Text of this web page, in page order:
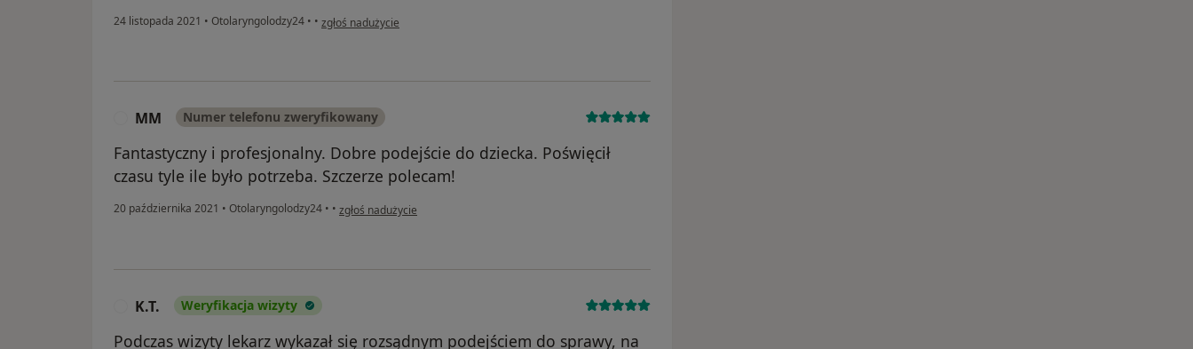
24 listopada 2021 • Otolaryngolodzy24 • • w opinii użytkownika Konto zostało usunięte
zgłoś nadużycie
MM Numer telefonu zweryfikowany
Fantastyczny i profesjonalny. Dobre podejście do dziecka. Poświęcił
czasu tyle ile było potrzeba. Szczerze polecam!
20 października 2021 • Otolaryngolodzy24 • • w opinii użytkownika MM
zgłoś nadużycie
K.T. Weryfikacja wizyty
Podczas wizyty lekarz wykazał się rozsądnym podejściem do sprawy, na